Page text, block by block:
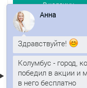
В корзину
Анна
Здравствуйте!
Колумбус - город,
победил в акции и
в него бесплатно